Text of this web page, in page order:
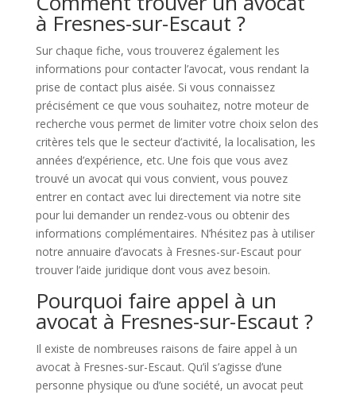
à Fresnes-sur-Escaut ?
Sur chaque fiche, vous trouverez également les
informations pour contacter l’avocat, vous rendant la
prise de contact plus aisée. Si vous connaissez
précisément ce que vous souhaitez, notre moteur de
recherche vous permet de limiter votre choix selon des
critères tels que le secteur d’activité, la localisation, les
années d’expérience, etc. Une fois que vous avez
trouvé un avocat qui vous convient, vous pouvez
entrer en contact avec lui directement via notre site
pour lui demander un rendez-vous ou obtenir des
informations complémentaires. N’hésitez pas à utiliser
notre annuaire d’avocats à Fresnes-sur-Escaut pour
trouver l’aide juridique dont vous avez besoin.
Pourquoi faire appel à un
avocat à Fresnes-sur-Escaut ?
Il existe de nombreuses raisons de faire appel à un
avocat à Fresnes-sur-Escaut. Qu’il s’agisse d’une
personne physique ou d’une société, un avocat peut